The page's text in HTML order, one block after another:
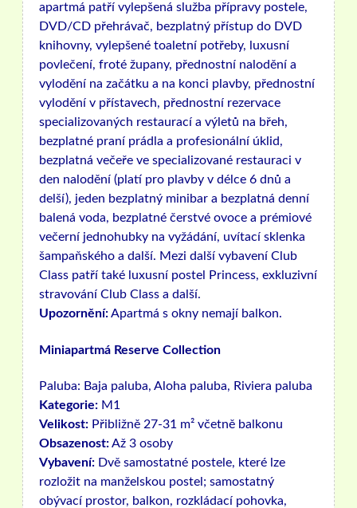
apartmá patří vylepšená služba přípravy postele,
DVD/CD přehrávač, bezplatný přístup do DVD
knihovny, vylepšené toaletní potřeby, luxusní
povlečení, froté župany, přednostní nalodění a
vylodění na začátku a na konci plavby, přednostní
vylodění v přístavech, přednostní rezervace
specializovaných restaurací a výletů na břeh,
bezplatné praní prádla a profesionální úklid,
bezplatná večeře ve specializované restauraci v
den nalodění (platí pro plavby v délce 6 dnů a
delší), jeden bezplatný minibar a bezplatná denní
balená voda, bezplatné čerstvé ovoce a prémiové
večerní jednohubky na vyžádání, uvítací sklenka
šampaňského a další. Mezi další vybavení Club
Class patří také luxusní postel Princess, exkluzivní
stravování Club Class a další.
Upozornění:Apartmá s okny nemají balkon.
Miniapartmá Reserve Collection
Paluba: Baja paluba, Aloha paluba, Riviera paluba
Kategorie: M1
Velikost: Přibližně 27-31 m² včetně balkonu
Obsazenost:Až 3 osoby
Vybavení: Dvě samostatné postele, které lze
rozložit na manželskou postel; samostatný
obývací prostor, balkon, rozkládací pohovka,